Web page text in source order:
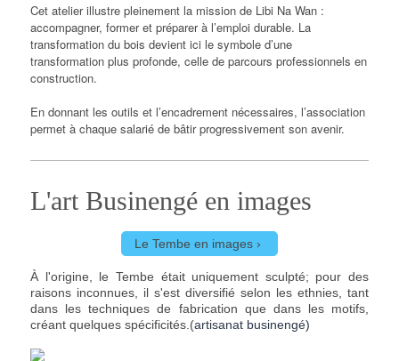
Cet atelier illustre pleinement la mission de Libi Na Wan :
accompagner, former et préparer à l’emploi durable. La
transformation du bois devient ici le symbole d’une
transformation plus profonde, celle de parcours professionnels en
construction.
En donnant les outils et l’encadrement nécessaires, l’association
permet à chaque salarié de bâtir progressivement son avenir.
L'art Businengé en images
Le Tembe en images
À l'origine, le Tembe était uniquement sculpté; pour des
raisons inconnues, il s'est diversifié selon les ethnies, tant
dans les techniques de fabrication que dans les motifs,
créant quelques spécificités.(artisanat businengé)